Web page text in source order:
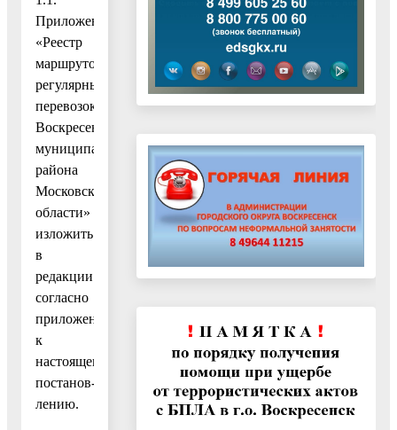
Приложение
«Реестр
маршрутов
регулярных
перевозок
Воскресенского
муниципального
района
Московской
области»
изложить
в
редакции
согласно
приложению
к
настоящему
постанов-
лению.